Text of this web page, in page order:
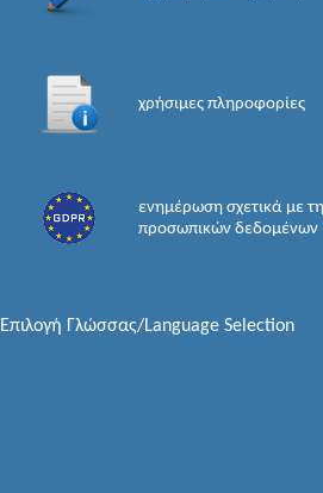
χρήσιμες πληροφορίες
ενημέρωση σχετικά με
προσωπικών δεδομένων
Επιλογή Γλώσσας/Language Selection